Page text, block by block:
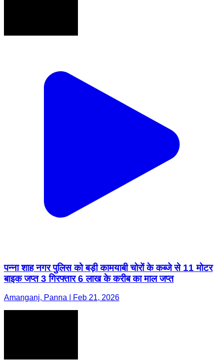
पन्ना शाह नगर पुलिस को बड़ी कामयाबी चोरों के कब्जे से 11 मोटर
बाइक जप्त 3 गिरफ्तार 6 लाख के करीब का माल जप्त
Amanganj, Panna | Feb 21, 2026